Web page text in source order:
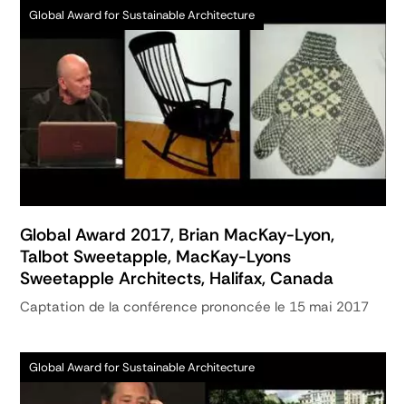
Global Award for Sustainable Architecture
Global Award 2017, Brian MacKay-Lyon,
Talbot Sweetapple, MacKay-Lyons
Sweetapple Architects, Halifax, Canada
Captation de la conférence prononcée le 15 mai 2017
Global Award for Sustainable Architecture